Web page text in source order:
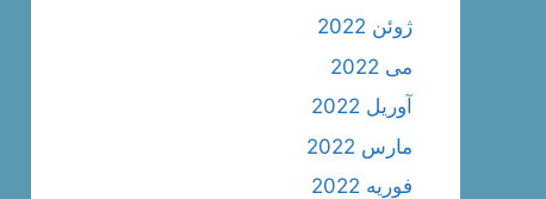
ژوئن 2022
می 2022
آوریل 2022
مارس 2022
فوریه 2022